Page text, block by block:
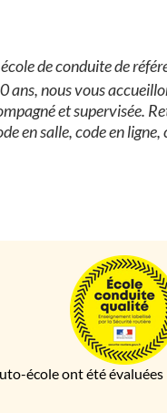
de conduite de
ans, nous vous
et supervisée.
en salle, code en
école ont été